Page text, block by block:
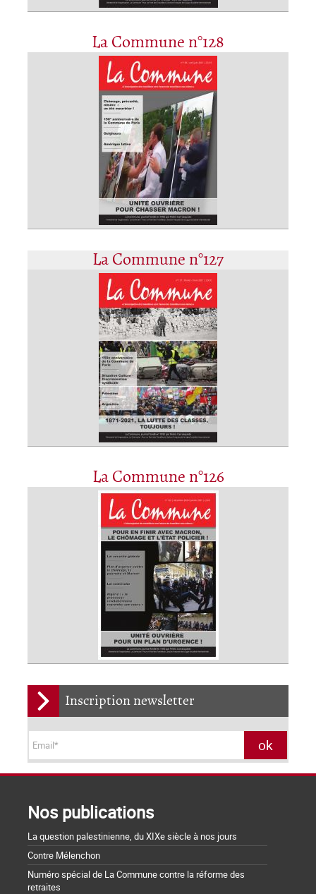
La Commune n°128
La Commune n°127
La Commune n°126
Inscription newsletter
Nos publications
La question palestinienne, du XIXe siècle à nos jours
Contre Mélenchon
Numéro spécial de La Commune contre la réforme des
retraites